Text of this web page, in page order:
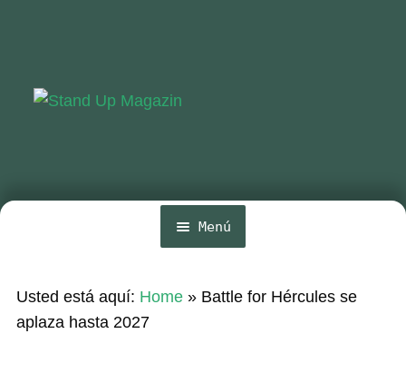
navegación
Menú
Usted está aquí: Home» Battle for Hércules se
aplaza hasta 2027